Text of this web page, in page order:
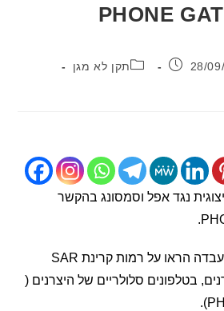
קטגוריה:תקן לא מגן
אפל וסמסונג בהקשר
זאת לאחר שבדיקות מעבדה הראו על רמות קרינת SAR
סלולריים של היצרנים (